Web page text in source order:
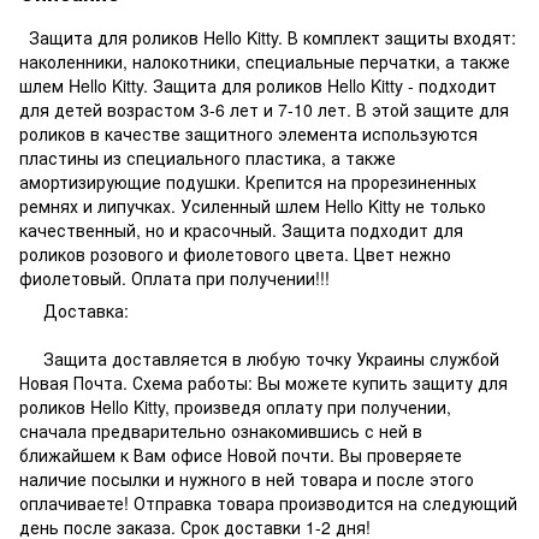
Защита для роликов Hello Kitty. В комплект защиты входят:
наколенники, налокотники, специальные перчатки, а также
шлем Hello Kitty. Защита для роликов Hello Kitty - подходит
для детей возрастом 3-6 лет и 7-10 лет. В этой защите для
роликов в качестве защитного элемента используются
пластины из специального пластика, а также
амортизирующие подушки. Крепится на прорезиненных
ремнях и липучках. Усиленный шлем Hello Kitty не только
качественный, но и красочный. Защита подходит для
роликов розового и фиолетового цвета. Цвет нежно
фиолетовый. Оплата при получении!!!
Доставка:
Защита доставляется в любую точку Украины службой
Новая Почта. Схема работы: Вы можете купить защиту для
роликов Hello Kitty, произведя оплату при получении,
сначала предварительно ознакомившись с ней в
ближайшем к Вам офисе Новой почти. Вы проверяете
наличие посылки и нужного в ней товара и после этого
оплачиваете! Отправка товара производится на следующий
день после заказа. Срок доставки 1-2 дня!